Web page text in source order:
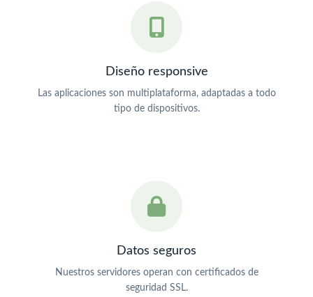
Diseño responsive
Las aplicaciones son multiplataforma, adaptadas a todo
tipo de dispositivos.
Datos seguros
Nuestros servidores operan con certificados de
seguridad SSL.